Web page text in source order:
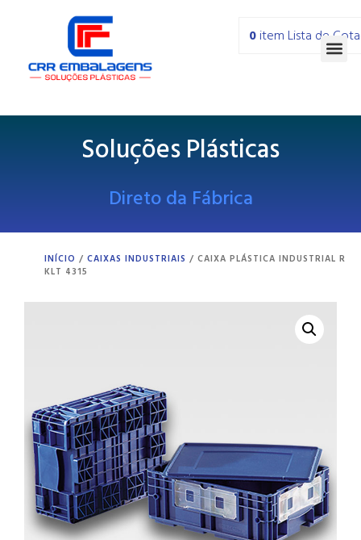
0item Lista de
Soluções Plásticas
Direto da Fábrica
INÍCIO / CAIXAS INDUSTRIAIS / CAIXA PLÁSTICA INDUSTRIAL R
KLT 4315